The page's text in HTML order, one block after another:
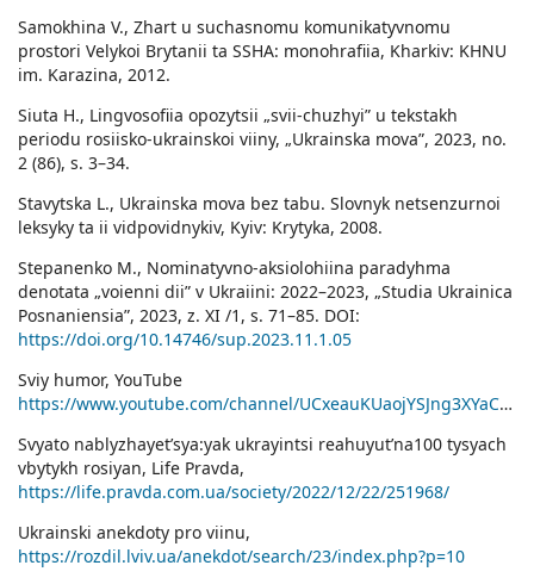
Samokhina V., Zhart u suchasnomu komunikatyvnomu
prostori Velykoi Brytanii ta SSHA: monohrafiia, Kharkiv: KHNU
im. Karazina, 2012.
Siuta H., Lingvosofiia opozytsii „svii-chuzhyi” u tekstakh
periodu rosiisko-ukrainskoi viiny, „Ukrainska mova”, 2023, no.
2 (86), s. 3–34.
Stavytska L., Ukrainska mova bez tabu. Slovnyk netsenzurnoi
leksyky ta ii vidpovidnykiv, Kyiv: Krytyka, 2008.
Stepanenko M., Nominatyvno-aksiolohiina paradyhma
denotata „voienni dii” v Ukraiini: 2022–2023, „Studia Ukrainica
Posnaniensia”, 2023, z. ХІ /1, s. 71–85. DOI:
https://doi.org/10.14746/sup.2023.11.1.05
Sviy humor, YouTube
https://www.youtube.com/channel/UCxeauKUaojYSJng3XYaC2SA
Svyato nablyzhayet’sya:yak ukrayintsi reahuyut’na100 tysyach
vbytykh rosiyan, Life Pravda,
https://life.pravda.com.ua/society/2022/12/22/251968/
Ukrainski anekdoty pro viinu,
https://rozdil.lviv.ua/anekdot/search/23/index.php?p=10